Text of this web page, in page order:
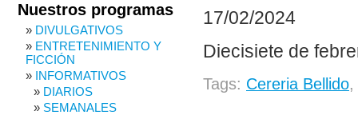
17/02/2024
Diecisiete de
Tags: Cereria Bellido,
Nuestros programas
DIVULGATIVOS
ENTRETENIMIENTO Y
FICCIÓN
INFORMATIVOS
DIARIOS
SEMANALES